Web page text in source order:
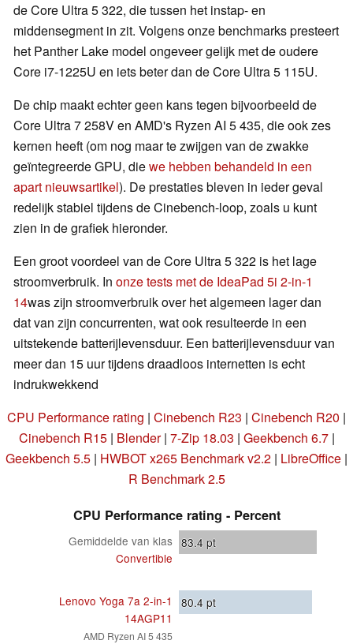
de Core Ultra 5 322, die tussen het instap- en
middensegment in zit. Volgens onze benchmarks presteert
het Panther Lake model ongeveer gelijk met de oudere
Core i7-1225U en iets beter dan de Core Ultra 5 115U.
De chip maakt echter geen kans tegen bijvoorbeeld de
Core Ultra 7 258V en AMD's Ryzen AI 5 435, die ook zes
kernen heeft (om nog maar te zwijgen van de zwakke
geïntegreerde GPU, diewe hebben behandeld in een
apart nieuwsartikel). De prestaties bleven in ieder geval
redelijk stabiel tijdens de Cinebench-loop, zoals u kunt
zien in de grafiek hieronder.
Een groot voordeel van de Core Ultra 5 322 is het lage
stroomverbruik. In onze tests met de IdeaPad 5i 2-in-1
14was zijn stroomverbruik over het algemeen lager dan
dat van zijn concurrenten, wat ook resulteerde in een
uitstekende batterijlevensduur. Een batterijlevensduur van
meer dan 15 uur tijdens draadloos internetten is echt
indrukwekkend
CPU Performance rating | Cinebench R23 | Cinebench R20 |
Cinebench R15| Blender| 7-Zip 18.03 | Geekbench 6.7|
Geekbench 5.5 | HWBOT x265 Benchmark v2.2 | LibreOffice |
R Benchmark 2.5
CPU Performance rating - Percent
Gemiddelde van klas
Convertible
83.4 pt
Lenovo Yoga 7a 2-in-1
14AGP11
AMD Ryzen AI 5 435
80.4 pt